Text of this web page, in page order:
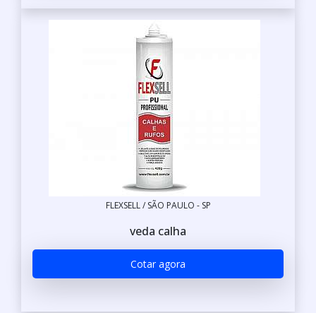
FLEXSELL / SÃO PAULO - SP
veda calha
Cotar agora